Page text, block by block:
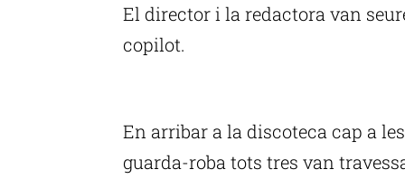
El director i la redactora van
copilot.
En arribar a la discoteca cap a
guarda-roba tots tres van